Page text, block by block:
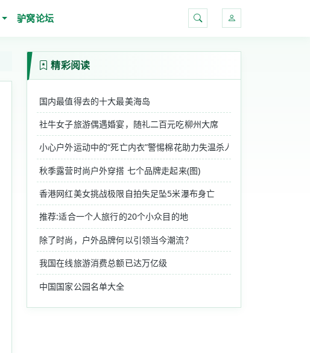
驴窝论坛
搜索
精彩阅读
国内最值得去的十大最美海岛
社牛女子旅游偶遇婚宴，随礼二百元吃柳州大席
小心户外运动中的“死亡内衣”警惕棉花助力失温杀人
秋季露营时尚户外穿搭 七个品牌走起来(图)
香港网红美女挑战极限自拍失足坠5米瀑布身亡
推荐:适合一个人旅行的20个小众目的地
除了时尚，户外品牌何以引领当今潮流？
我国在线旅游消费总额已达万亿级
中国国家公园名单大全